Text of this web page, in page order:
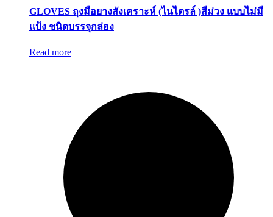
GLOVES ถุงมือยางสังเคราะห์ (ไนไตรล์ )สีม่วง เเบบไม่มี
แป้ง ชนิดบรรจุกล่อง
Read more